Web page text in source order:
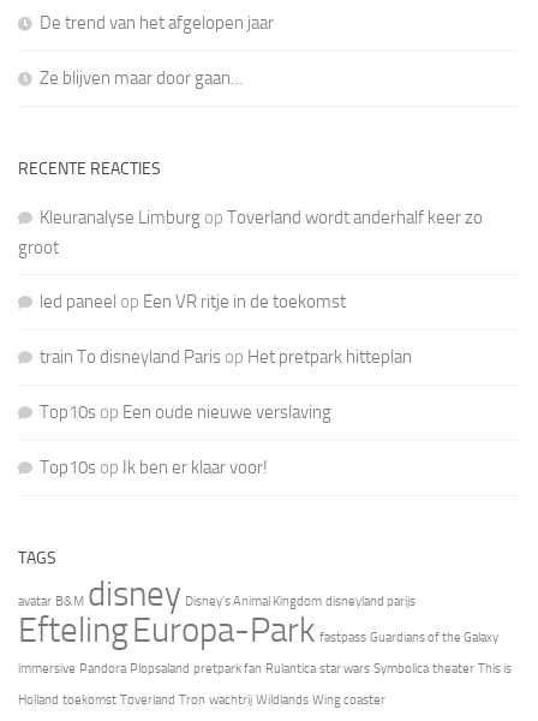
De trend van het afgelopen jaar
Ze blijven maar door gaan…
RECENTE REACTIES
Kleuranalyse Limburg op Toverland wordt anderhalf keer zo
groot
led paneel op Een VR ritje in de toekomst
train To disneyland Paris op Het pretpark hitteplan
Top10s op Een oude nieuwe verslaving
Top10s op Ik ben er klaar voor!
TAGS
avatar B&M disney Disney's Animal Kingdom disneyland parijs
EftelingEuropa-Park fastpass Guardians of the Galaxy
immersive Pandora Plopsaland pretpark fan Rulantica star wars Symbolica theater This is
Holland toekomst Toverland Tron wachtrij Wildlands Wing coaster